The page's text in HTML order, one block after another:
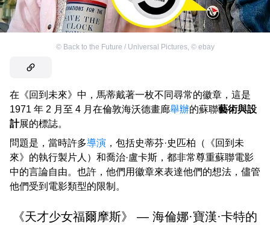
© Back to the Future / Universal Pictures, © ebay
在《回到未來》中，馬蒂戴著一枚不同尋常的徽章，這是
1971 年 2 月至 4 月在倫敦海沃德畫廊舉辦的蘇聯藝術與設
計展的標誌。
問題是，當時許多導演 ，包括史蒂芬·史匹柏（《回到未
來》的執行製片人）和喬治·盧卡斯，都非常尊重蘇聯電影
中的言論自由。也許，他們用徽章來表達他們的想法，儘管
他們受到電影類型的限制。
《天才少女福爾摩斯》 — 海倫娜·寶漢·卡特的